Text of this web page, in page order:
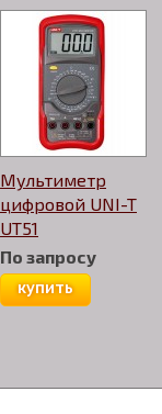
Мультиметр
цифровой UNI-T
UT51
По запросу
купить